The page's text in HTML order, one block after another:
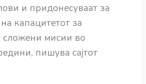
и придонесуваат за
капацитетот за
мисии во
пишува сајтот